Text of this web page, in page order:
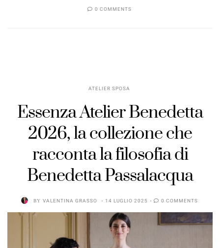
0 COMMENTS
ATELIER SPOSA
Essenza Atelier Benedetta
2026, la collezione che
racconta la filosofia di
Benedetta Passalacqua
BY VALENTINA GRASSO 14 LUGLIO 2025 0 COMMENTS